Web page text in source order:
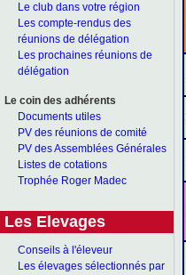
Le club dans votre région
Les compte-rendus des
réunions de délégation
Les prochaines réunions de
délégation
Le coin des adhérents
Documents utiles
PV des réunions de comité
PV des Assemblées Générales
Listes de cotations
Trophée Roger Madec
Les Elevages
Conseils à l'éleveur
Les élevages sélectionnés par